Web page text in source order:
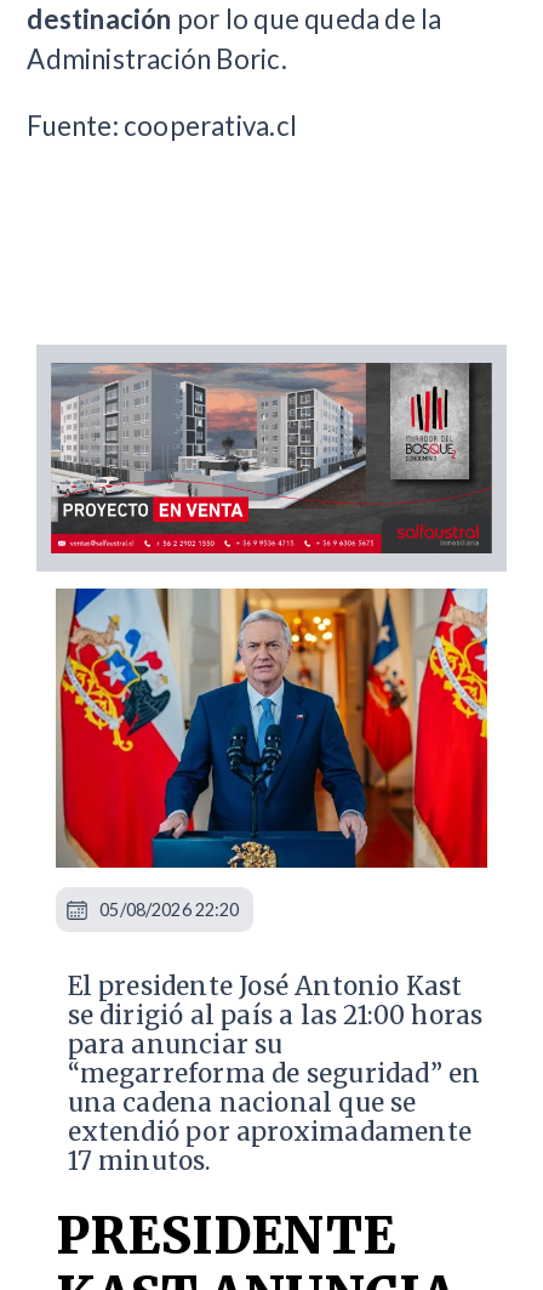
destinación por lo que queda de la
Administración Boric.
Fuente: cooperativa.cl
El presidente José Antonio Kast
se dirigió al país a las 21:00 horas
para anunciar su
“megarreforma de seguridad” en
una cadena nacional que se
extendió por aproximadamente
17 minutos.
PRESIDENTE
05/08/2026 22:20